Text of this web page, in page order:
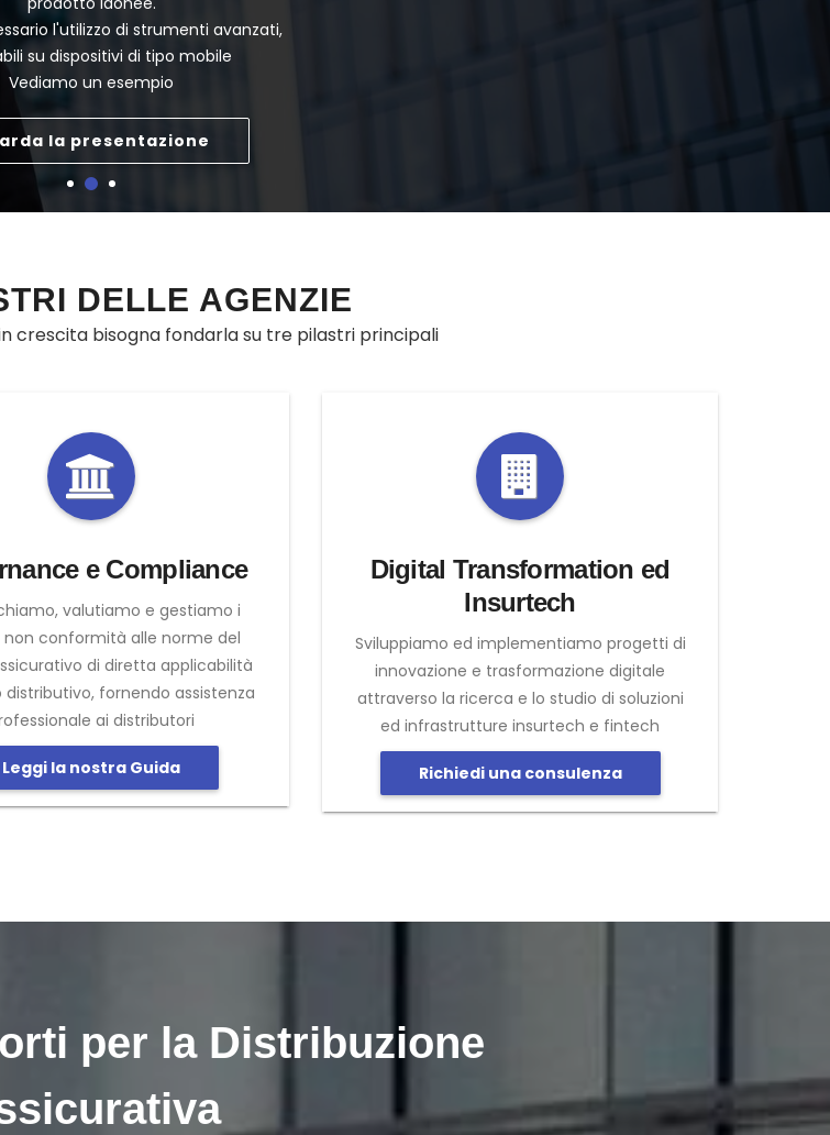
l'utilizzo di strumenti avanzati,
su dispositivi di tipo mobile
Vediamo un esempio
la presentazione
DELLE AGENZIE
crescita bisogna fondarla su tre pilastri principali
e Compliance
valutiamo e gestiamo i
non conformità alle norme del
di diretta applicabilità
fornendo assistenza
ai distributori
Leggi la nostra Guida
Digital Transformation ed
Insurtech
Sviluppiamo ed implementiamo progetti di
innovazione e trasformazione digitale
attraverso la ricerca e lo studio di soluzioni
ed infrastrutture insurtech e fintech
Richiedi una consulenza
per la Distribuzione